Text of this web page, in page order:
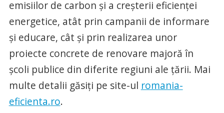
emisiilor de carbon și a creșterii eficienței
energetice, atât prin campanii de informare
și educare, cât și prin realizarea unor
proiecte concrete de renovare majoră în
școli publice din diferite regiuni ale țării. Mai
multe detalii găsiți pe site-ul romania-
eficienta.ro.